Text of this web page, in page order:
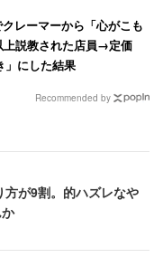
レーマーから「心がこも
上説教された店員→定価
」にした結果
Recommended by
が9割。的ハズレなや